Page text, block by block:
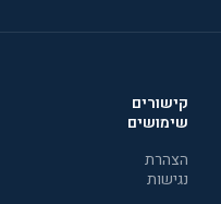
קישורים
שימושים
הצהרת
נגישות